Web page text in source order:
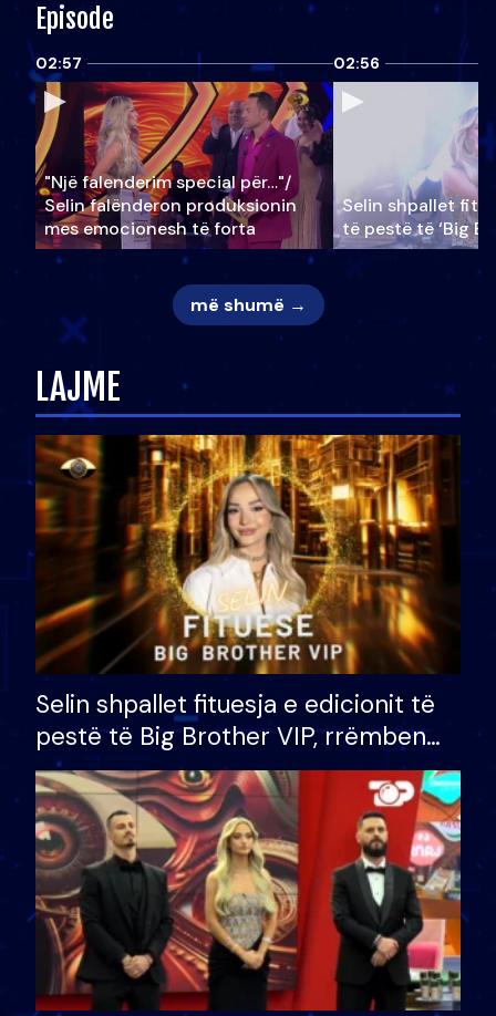
Episode
02:57
"Një falenderim special për…"/
Selin falënderon produksionin
mes emocionesh të forta
02:56
Selin shpallet
të pestë të ‘Big
më shumë →
LAJME
Selin shpallet fituesja e edicionit të
pestë të Big Brother VIP, rrëmben
çmimin e madh prej 100 mijë eurosh